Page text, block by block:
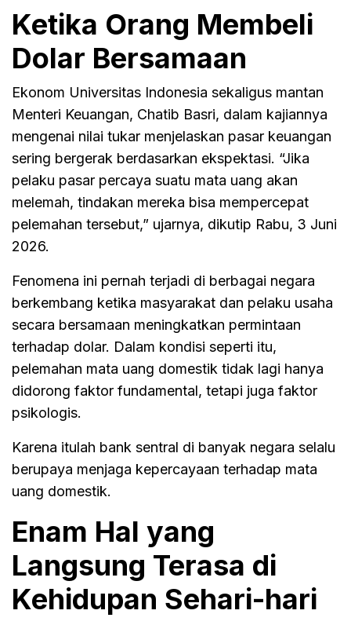
Ketika Orang Membeli
Dolar Bersamaan
Ekonom Universitas Indonesia sekaligus mantan
Menteri Keuangan, Chatib Basri, dalam kajiannya
mengenai nilai tukar menjelaskan pasar keuangan
sering bergerak berdasarkan ekspektasi. “Jika
pelaku pasar percaya suatu mata uang akan
melemah, tindakan mereka bisa mempercepat
pelemahan tersebut,” ujarnya, dikutip Rabu, 3 Juni
2026.
Fenomena ini pernah terjadi di berbagai negara
berkembang ketika masyarakat dan pelaku usaha
secara bersamaan meningkatkan permintaan
terhadap dolar. Dalam kondisi seperti itu,
pelemahan mata uang domestik tidak lagi hanya
didorong faktor fundamental, tetapi juga faktor
psikologis.
Karena itulah bank sentral di banyak negara selalu
berupaya menjaga kepercayaan terhadap mata
uang domestik.
Enam Hal yang
Langsung Terasa di
Kehidupan Sehari-hari